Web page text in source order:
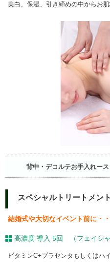
美白、保湿、引き締めの中からお
背中・デコルテお手入れース
スペシャルトリートメ
結婚式や大切なイベント前に・・
高濃度 導入 5回 （フェイシャ
ビタミンC+プラセンタもしくはハ